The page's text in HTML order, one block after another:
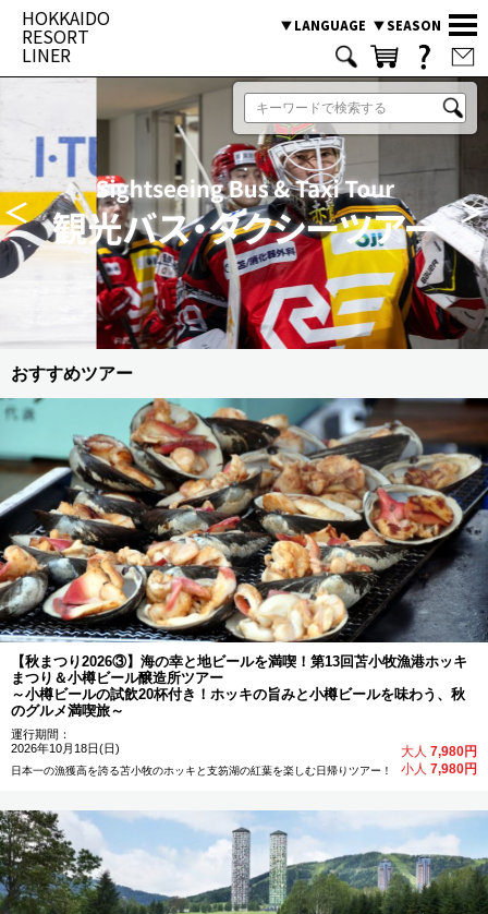
HOKKAIDO
RESORT
LINER
LANGUAGE SEASON
SEASON
SUMMER
WINTER
観光バス・タクシーツアー
スタッフおすすめ観光プラン
LANGUAGE
日本語
ENGLISH
ツアーを検索する
目的の観光地から探す
旭山動物園
トマム 積丹
登別 洞爺 十勝
帯広 夕張 白老
支笏湖 余市 仁木
旭川 ニセコ キロロ
出発地から探す
新千歳空港 札幌 トマム
おすすめツアー
【秋まつり2026③】海の幸と地ビールを満喫！第13回苫小牧漁港ホッキ
まつり＆小樽ビール醸造所ツアー
～小樽ビールの試飲20杯付き！ホッキの旨みと小樽ビールを味わう、秋
のグルメ満喫旅～
運行期間：
2026年10月18日(日)
日本一の漁獲高を誇る苫小牧のホッキと支笏湖の紅葉を楽しむ日帰りツアー！
大人 7,980円
小人 7,980円